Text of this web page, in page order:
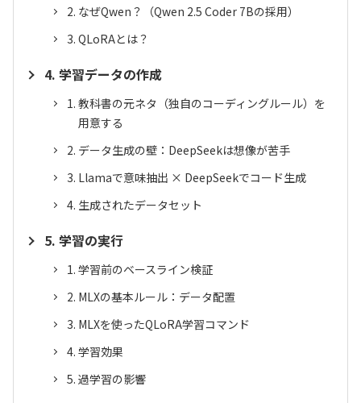
なぜQwen？（Qwen 2.5 Coder 7Bの採用）
QLoRAとは？
学習データの作成
教科書の元ネタ（独自のコーディングルール）を
用意する
データ生成の壁：DeepSeekは想像が苦手
Llamaで意味抽出 × DeepSeekでコード生成
生成されたデータセット
学習の実行
学習前のベースライン検証
MLXの基本ルール：データ配置
MLXを使ったQLoRA学習コマンド
学習効果
過学習の影響